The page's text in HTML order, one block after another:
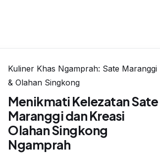
Kuliner Khas Ngamprah: Sate Maranggi
& Olahan Singkong
Menikmati Kelezatan Sate
Maranggi dan Kreasi
Olahan Singkong
Ngamprah